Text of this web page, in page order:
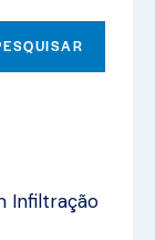
Infiltração